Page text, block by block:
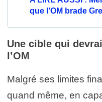
que l’OM brade
Une cible qui
l’OM
Malgré ses limites
quand même, en